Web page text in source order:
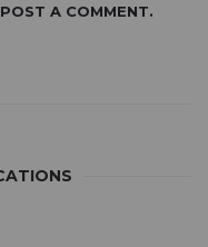
A COMMENT.